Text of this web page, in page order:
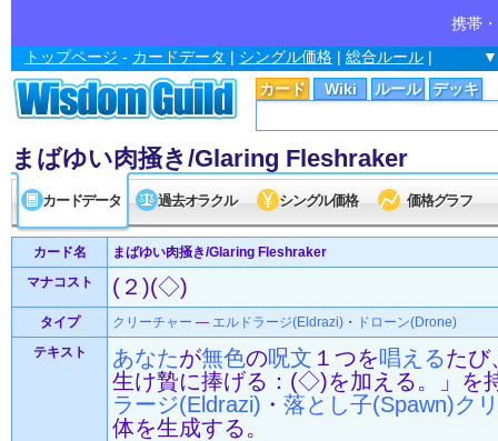
携帯
カード Wiki ルール デッキ
トップページ - カードデータ | シングル価格 | 総合ルール |
まばゆい肉掻き/Glaring Fleshraker
カードデータ 過去オラクル シングル価格 価格グラフ
カード名
まばゆい肉掻き/Glaring Fleshraker
マナコスト
(２)(◇)
タイプ クリーチャー — エルドラージ(Eldrazi) ・
ドローン(Drone)
テキスト
あなたが無色の呪文 １つを唱えるたび
生け贄に捧げる：(◇)を加える。」を
ラージ(Eldrazi) ・ 落とし子(Spawn)ク
体を生成する。